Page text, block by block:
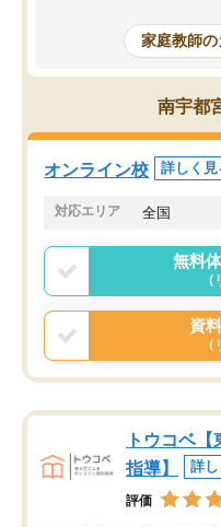
めて1年ほどだった今で
科目が増えてきました！
であるので無料の週末教
がら頑張って欲しいと思
家庭教師
南宇都
オンライン校 詳しく見
対応エリア 全国
無料
資
トウコベ
指導】
詳
評価